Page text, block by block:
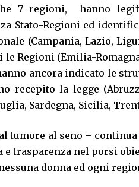
7 regioni, hanno
Stato-Regioni ed
(Campania, Lazio,
Regioni (Emilia-
ancora indicato le
recepito la legge
Sardegna, Sicilia,
tumore al seno –
e trasparenza nel porsi
donna ed ogni